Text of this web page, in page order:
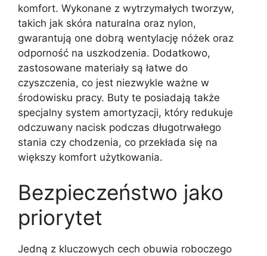
komfort. Wykonane z wytrzymałych tworzyw,
takich jak skóra naturalna oraz nylon,
gwarantują one dobrą wentylację nóżek oraz
odporność na uszkodzenia. Dodatkowo,
zastosowane materiały są łatwe do
czyszczenia, co jest niezwykle ważne w
środowisku pracy. Buty te posiadają także
specjalny system amortyzacji, który redukuje
odczuwany nacisk podczas długotrwałego
stania czy chodzenia, co przekłada się na
większy komfort użytkowania.
Bezpieczeństwo jako
priorytet
Jedną z kluczowych cech obuwia roboczego